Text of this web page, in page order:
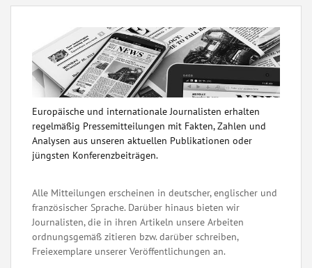
Europäische und internationale Journalisten erhalten
regelmäßig Pressemitteilungen mit Fakten, Zahlen und
Analysen aus unseren aktuellen Publikationen oder
jüngsten Konferenzbeiträgen.
Alle Mitteilungen erscheinen in deutscher, englischer und
französischer Sprache. Darüber hinaus bieten wir
Journalisten, die in ihren Artikeln unsere Arbeiten
ordnungsgemäß zitieren bzw. darüber schreiben,
Freiexemplare unserer Veröffentlichungen an.